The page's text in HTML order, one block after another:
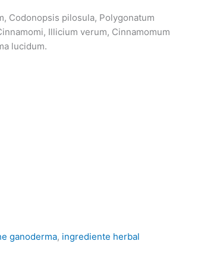
Codonopsis pilosula, Polygonatum
Illicium verum, Cinnamomum
lucidum.
ganoderma, ingrediente herbal